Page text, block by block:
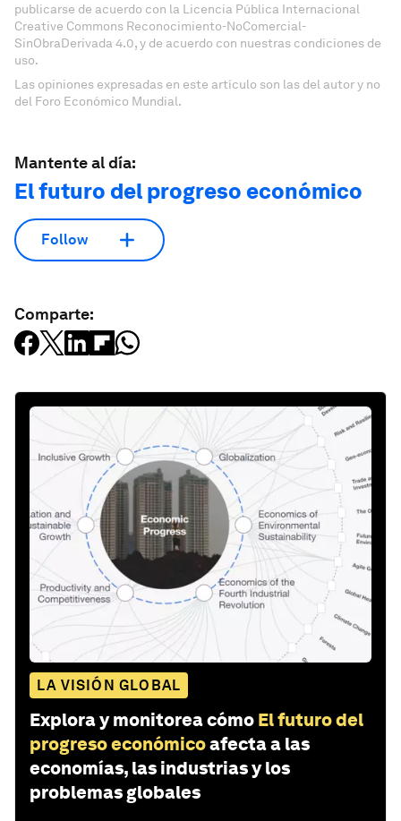
publicarse de acuerdo con la Licencia Pública Internacional
Creative Commons Reconocimiento-NoComercial-
SinObraDerivada 4.0, y de acuerdo con nuestras condiciones de
uso.
Las opiniones expresadas en este artículo son las del autor y no
del Foro Económico Mundial.
Mantente al día:
El futuro del progreso económico
Follow
Comparte:
LA VISIÓN GLOBAL
Explora y monitorea cómo El futuro del
progreso económicoafecta a las
economías, las industrias y los
problemas globales